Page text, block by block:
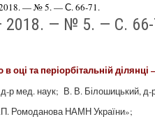
— № 5. — С. 66-71.
— № 5. — С. 66-
оці та періорбітальній
р мед. наук; В. В. Білошицький, д-
Ромоданова НАМН України»;